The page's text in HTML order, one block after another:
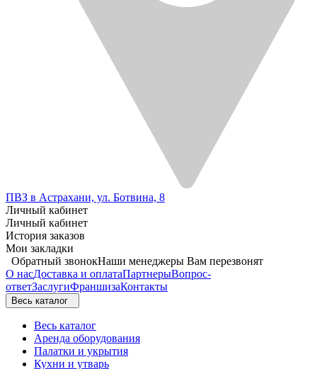
ПВЗ в Астрахани, ул. Ботвина, 8
Личный кабинет
Личный кабинет
История заказов
Мои закладки
Обратный звонокНаши менеджеры Вам перезвонят
О насДоставка и оплатаПартнерыВопрос-
ответЗаслугиФраншизаКонтакты
Весь каталог
Весь каталог
Аренда оборудования
Палатки и укрытия
Кухни и утварь